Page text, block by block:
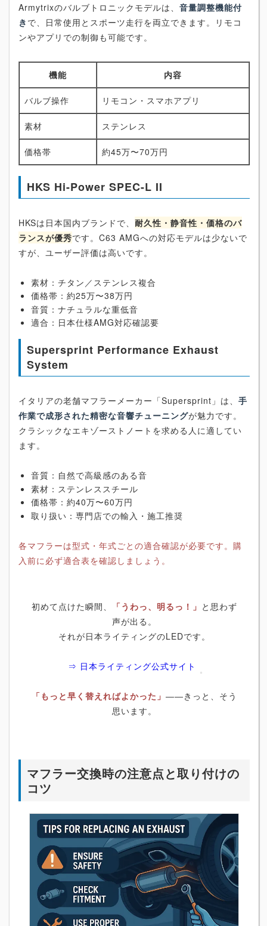
Armytrixのバルブトロニックモデルは、 音量調整機能付
き で、日常使用とスポーツ走行を両立できます。リモコ
ンやアプリでの制御も可能です。
機能 内容
バルブ操作 リモコン・スマホアプリ
素材 ステンレス
価格帯 約45万〜70万円
HKS Hi-Power SPEC-L II
HKSは日本国内ブランドで、 耐久性・静音性・価格のバ
ランスが優秀です。C63 AMGへの対応モデルは少ないで
すが、ユーザー評価は高いです。
素材：チタン／ステンレス複合
価格帯：約25万〜38万円
音質：ナチュラルな重低音
適合：日本仕様AMG対応確認要
Supersprint Performance Exhaust
System
イタリアの老舗マフラーメーカー「Supersprint」は、 手
作業で成形された精密な音響チューニングが魅力です。
クラシックなエキゾーストノートを求める人に適してい
ます。
音質：自然で高級感のある音
素材：ステンレススチール
価格帯：約40万〜60万円
取り扱い：専門店での輸入・施工推奨
各マフラーは型式・年式ごとの適合確認が必要です。購
入前に必ず適合表を確認しましょう。
初めて点けた瞬間、 「うわっ、明るっ！」 と思わず
声が出る。
それが日本ライティングのLEDです。
⇒ 日本ライティング公式サイト
「もっと早く替えればよかった」 ――きっと、そう
思います。
マフラー交換時の注意点と取り付けの
コツ